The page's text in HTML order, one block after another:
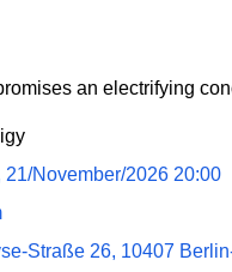
an electrifying
21/November/2026 20:00
Straße 26, 10407